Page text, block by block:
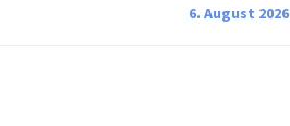
6. August 2026